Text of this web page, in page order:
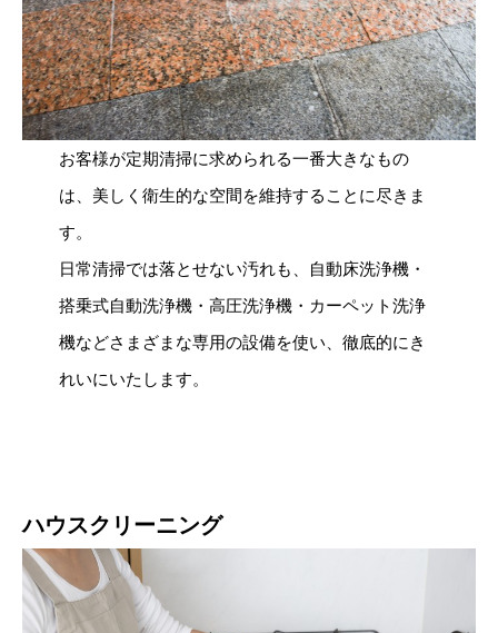
お客様が定期清掃に求められる一番大きなもの
は、美しく衛生的な空間を維持することに尽きま
す。
日常清掃では落とせない汚れも、自動床洗浄機・
搭乗式自動洗浄機・高圧洗浄機・カーペット洗浄
機などさまざまな専用の設備を使い、徹底的にき
れいにいたします。
ハウスクリーニング